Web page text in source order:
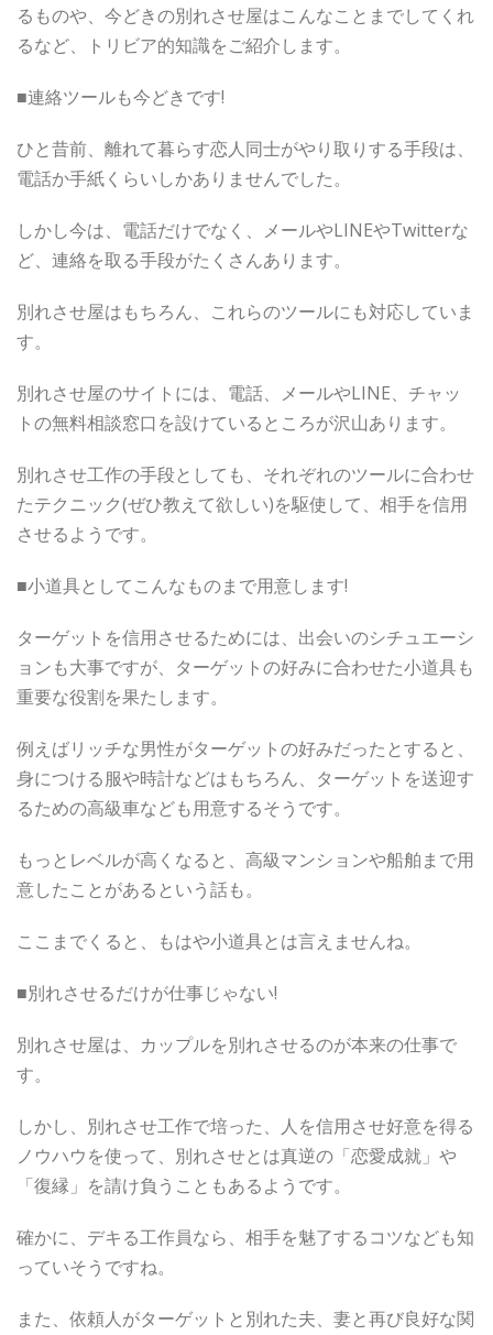
るものや、今どきの別れさせ屋はこんなことまでしてくれ
るなど、トリビア的知識をご紹介します。
■連絡ツールも今どきです!
ひと昔前、離れて暮らす恋人同士がやり取りする手段は、
電話か手紙くらいしかありませんでした。
しかし今は、電話だけでなく、メールやLINEやTwitterな
ど、連絡を取る手段がたくさんあります。
別れさせ屋はもちろん、これらのツールにも対応していま
す。
別れさせ屋のサイトには、電話、メールやLINE、チャッ
トの無料相談窓口を設けているところが沢山あります。
別れさせ工作の手段としても、それぞれのツールに合わせ
たテクニック(ぜひ教えて欲しい)を駆使して、相手を信用
させるようです。
■小道具としてこんなものまで用意します!
ターゲットを信用させるためには、出会いのシチュエーシ
ョンも大事ですが、ターゲットの好みに合わせた小道具も
重要な役割を果たします。
例えばリッチな男性がターゲットの好みだったとすると、
身につける服や時計などはもちろん、ターゲットを送迎す
るための高級車なども用意するそうです。
もっとレベルが高くなると、高級マンションや船舶まで用
意したことがあるという話も。
ここまでくると、もはや小道具とは言えませんね。
■別れさせるだけが仕事じゃない!
別れさせ屋は、カップルを別れさせるのが本来の仕事で
す。
しかし、別れさせ工作で培った、人を信用させ好意を得る
ノウハウを使って、別れさせとは真逆の「恋愛成就」や
「復縁」を請け負うこともあるようです。
確かに、デキる工作員なら、相手を魅了するコツなども知
っていそうですね。
また、依頼人がターゲットと別れた夫、妻と再び良好な関